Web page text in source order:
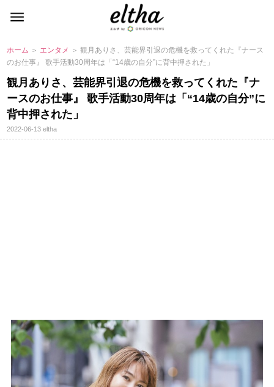
ホーム ＞ エンタメ ＞ 観月ありさ、芸能界引退の危機を救ってくれた『ナース
のお仕事』 歌手活動30周年は「“14歳の自分”に背中押された」
観月ありさ、芸能界引退の危機を救ってくれた『ナ
ースのお仕事』 歌手活動30周年は「“14歳の自分”に
背中押された」
2022-06-13eltha